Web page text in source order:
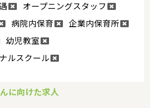
オープニングスタッフ
病院内保育
企業内保育所
幼児教室
ルスクール
に向けた求人